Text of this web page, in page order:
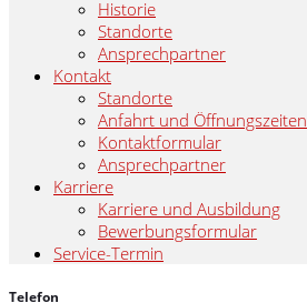
Historie
Standorte
Ansprechpartner
Kontakt
Standorte
Anfahrt und Öffnungszeiten
Kontaktformular
Ansprechpartner
Karriere
Karriere und Ausbildung
Bewerbungsformular
Service-Termin
Telefon